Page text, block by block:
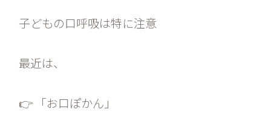
子どもの口呼吸は特に注意
最近は、
👉 「お口ぽかん」